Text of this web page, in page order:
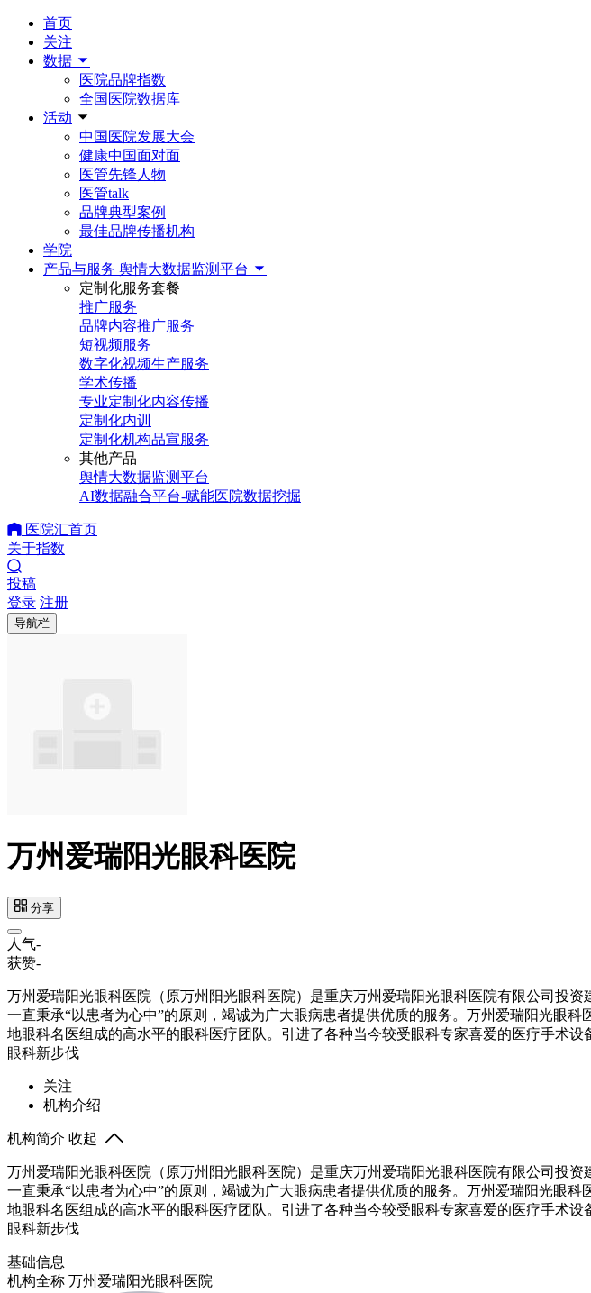
首页
关注
数据
医院品牌指数
全国医院数据库
活动
中国医院发展大会
健康中国面对面
医管先锋人物
医管talk
品牌典型案例
最佳品牌传播机构
学院
产品与服务 舆情大数据监测平台
定制化服务套餐
推广服务
品牌内容推广服务
短视频服务
数字化视频生产服务
学术传播
专业定制化内容传播
定制化内训
定制化机构品宣服务
其他产品
舆情大数据监测平台
AI数据融合平台-赋能医院数据挖掘
医院汇首页
关于指数
投稿
登录 注册
导航栏
万州爱瑞阳光眼科医院
分享
人气-
获赞-
万州爱瑞阳光眼科医院（原万州阳光眼科医院）是重庆万州爱瑞阳光眼科医院有限公司投
一直秉承“以患者为心中”的原则，竭诚为广大眼病患者提供优质的服务。万州爱瑞阳光眼
地眼科名医组成的高水平的眼科医疗团队。引进了各种当今较受眼科专家喜爱的医疗手术
眼科新步伐
关注
机构介绍
机构简介 收起
万州爱瑞阳光眼科医院（原万州阳光眼科医院）是重庆万州爱瑞阳光眼科医院有限公司投
一直秉承“以患者为心中”的原则，竭诚为广大眼病患者提供优质的服务。万州爱瑞阳光眼
地眼科名医组成的高水平的眼科医疗团队。引进了各种当今较受眼科专家喜爱的医疗手术
眼科新步伐
基础信息
机构全称 万州爱瑞阳光眼科医院